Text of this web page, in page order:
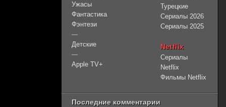
Ужасы
Фантастика
Фэнтези
—
Детские
—
Apple TV+
Турецкие
Сериалы 2026
Сериалы 2025
Netflix
Сериалы
Netflix
Фильмы Netflix
Последние комментарии